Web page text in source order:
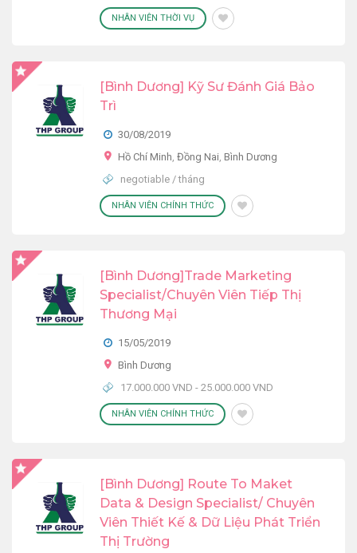
NHÂN VIÊN THỜI VỤ
[Bình Dương] Kỹ Sư Đánh Giá Bảo
Trì
30/08/2019
Hồ Chí Minh, Đồng Nai, Bình Dương
negotiable / tháng
NHÂN VIÊN CHÍNH THỨC
[Bình Dương]Trade Marketing
Specialist/Chuyên Viên Tiếp Thị
Thương Mại
15/05/2019
Bình Dương
17.000.000 VND - 25.000.000 VND
NHÂN VIÊN CHÍNH THỨC
[Bình Dương] Route To Maket
Data & Design Specialist/ Chuyên
Viên Thiết Kế & Dữ Liệu Phát Triển
Thị Trường